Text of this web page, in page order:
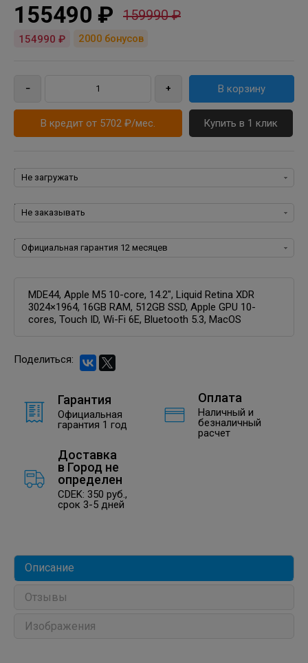
155490 ₽ 159990 ₽
2000 бонусов
154990 ₽
В кредит от 5702 ₽/мес. Купить в 1 клик
Пакеты программ для MacBook, iMac, Mac mini, OS X:
Программное обеспечение для OS X:
Гарантия:
MDE44, Apple M5 10-core, 14.2", Liquid Retina XDR
3024×1964, 16GB RAM, 512GB SSD, Apple GPU 10-
cores, Touch ID, Wi-Fi 6E, Bluetooth 5.3, MacOS
Поделиться:
Гарантия
Официальная
гарантия 1 год
Оплата
Наличный и
безналичный
расчет
Доставка
в Город не
определен
CDEK: 350 руб.,
срок 3-5 дней
Описание
Отзывы
Изображения